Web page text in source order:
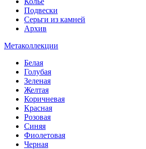
Подвески
Серьги из камней
Архив
Метаколлекции
Белая
Голубая
Зеленая
Желтая
Коричневая
Красная
Розовая
Синяя
Фиолетовая
Черная